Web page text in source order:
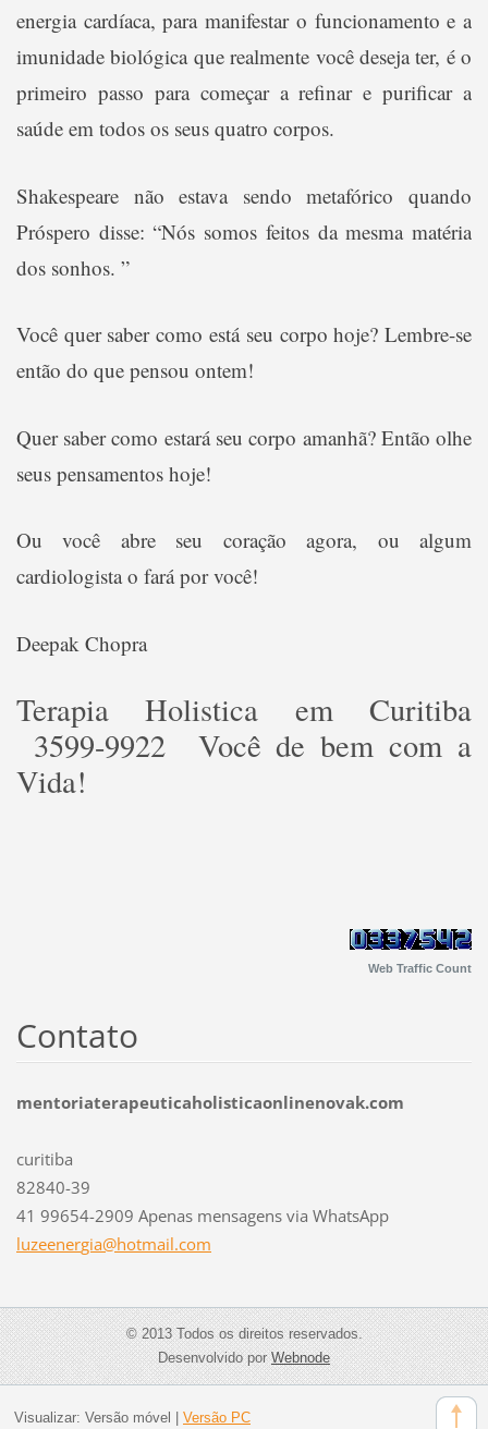
energia cardíaca, para manifestar o funcionamento e a
imunidade biológica que realmente você deseja ter, é o
primeiro passo para começar a refinar e purificar a
saúde em todos os seus quatro corpos.
Shakespeare não estava sendo metafórico quando
Próspero disse: “Nós somos feitos da mesma matéria
dos sonhos. ”
Você quer saber como está seu corpo hoje? Lembre-se
então do que pensou ontem!
Quer saber como estará seu corpo amanhã? Então olhe
seus pensamentos hoje!
Ou você abre seu coração agora, ou algum
cardiologista o fará por você!
Deepak Chopra
Terapia Holistica em Curitiba
3599-9922 Você de bem com a
Vida!
Web Traffic Count
Contato
mentoriaterapeuticaholisticaonlinenovak.com
curitiba
82840-39
41 99654-2909 Apenas mensagens via WhatsApp
luzeenergia@hotmail.com
© 2013 Todos os direitos reservados.
Desenvolvido porWebnode
Visualizar: Versão móvel Versão PC